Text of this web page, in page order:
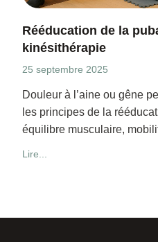
Rééducation de la
kinésithérapie
25 septembre 2025
Douleur à l’aine ou gêne
les principes de la
équilibre musculaire,
Lire...